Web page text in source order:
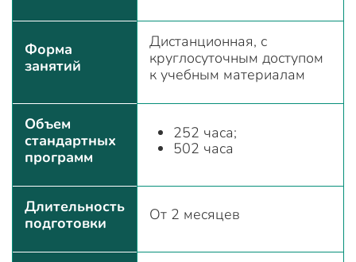
Форма
занятий
Дистанционная, с
круглосуточным доступом
к учебным материалам
Объем
стандартных
программ
252 часа;
502 часа
Длительность
подготовки
От 2 месяцев